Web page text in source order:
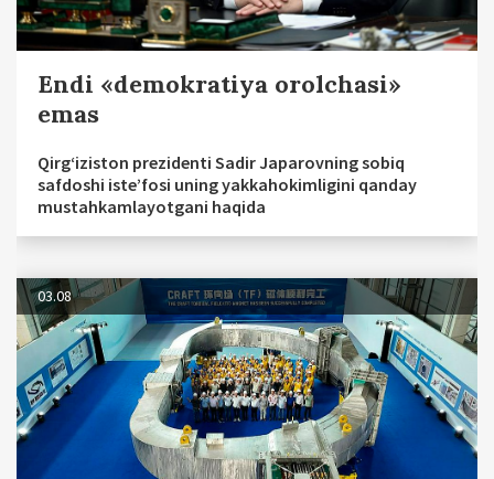
Endi «demokratiya orolchasi»
emas
Qirg‘iziston prezidenti Sadir Japarovning sobiq
safdoshi iste’fosi uning yakkahokimligini qanday
mustahkamlayotgani haqida
03.08